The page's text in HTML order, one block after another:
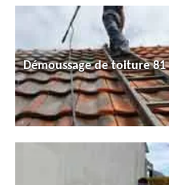
Démoussage de toiture 81